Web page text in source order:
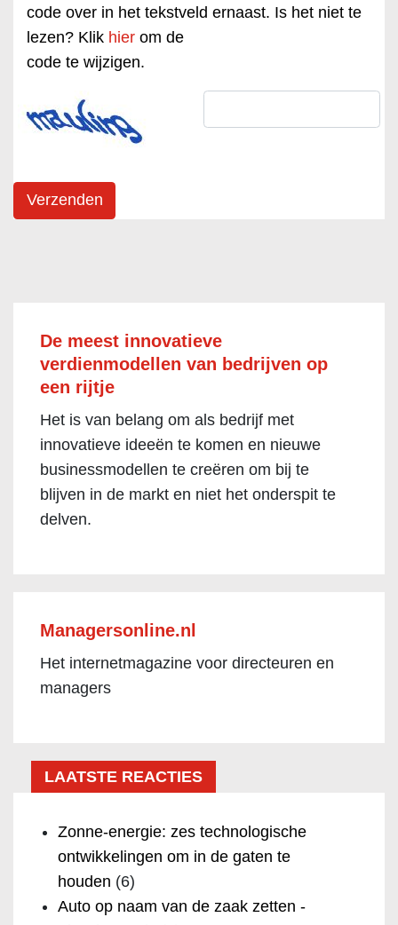
code over in het tekstveld ernaast. Is het niet te
lezen? Klik hier om de
code te wijzigen.
De meest innovatieve
verdienmodellen van bedrijven op
een rijtje
Het is van belang om als bedrijf met
innovatieve ideeën te komen en nieuwe
businessmodellen te creëren om bij te
blijven in de markt en niet het onderspit te
delven.
Managersonline.nl
Het internetmagazine voor directeuren en
managers
LAATSTE REACTIES
Zonne-energie: zes technologische
ontwikkelingen om in de gaten te
houden (6)
Auto op naam van de zaak zetten -